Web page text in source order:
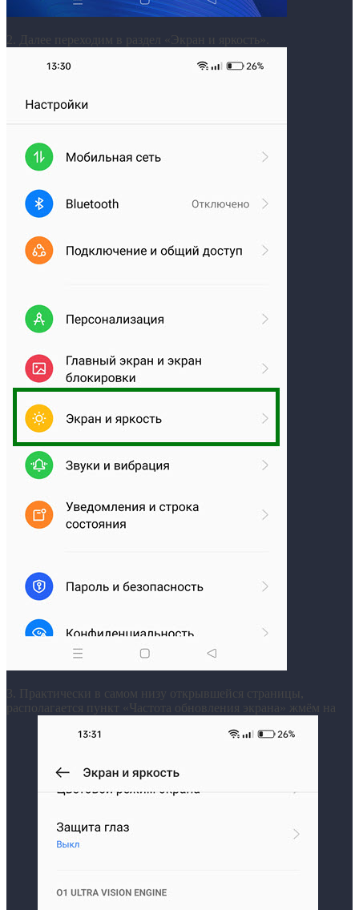
2. Далее переходим в раздел «Экран и яркость».
3. Практически в самом низу открывшейся страницы,
располагается пункт «Частота обновления экрана» жмём на